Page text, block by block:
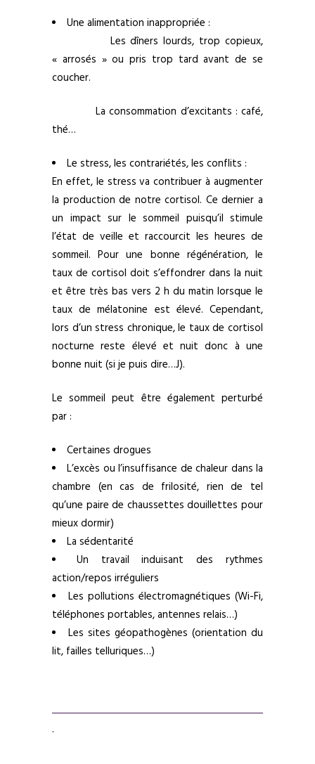
Une alimentation inappropriée :
Les dîners lourds, trop copieux,
« arrosés » ou pris trop tard avant de se
coucher.
La consommation d’excitants : café,
thé…
Le stress, les contrariétés, les conflits :
En effet, le stress va contribuer à augmenter
la production de notre cortisol. Ce dernier a
un impact sur le sommeil puisqu’il stimule
l’état de veille et raccourcit les heures de
sommeil. Pour une bonne régénération, le
taux de cortisol doit s’effondrer dans la nuit
et être très bas vers 2 h du matin lorsque le
taux de mélatonine est élevé. Cependant,
lors d’un stress chronique, le taux de cortisol
nocturne reste élevé et nuit donc à une
bonne nuit (si je puis dire…J).
Le sommeil peut être également perturbé
par :
Certaines drogues
L’excès ou l’insuffisance de chaleur dans la
chambre (en cas de frilosité, rien de tel
qu’une paire de chaussettes douillettes pour
mieux dormir)
La sédentarité
Un travail induisant des rythmes
action/repos irréguliers
Les pollutions électromagnétiques (Wi-Fi,
téléphones portables, antennes relais…)
Les sites géopathogènes (orientation du
lit, failles telluriques…)
.